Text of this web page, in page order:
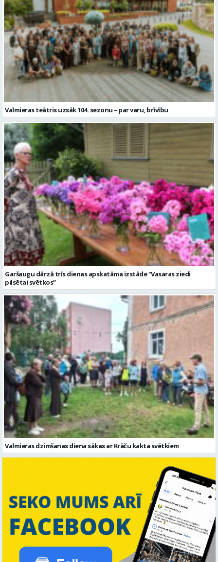
Valmieras teātris uzsāk 104. sezonu – par varu, brīvību
Garšaugu dārzā trīs dienas apskatāma izstāde “Vasaras ziedi
pilsētai svētkos”
Valmieras dzimšanas diena sākas ar Krāču kakta svētkiem